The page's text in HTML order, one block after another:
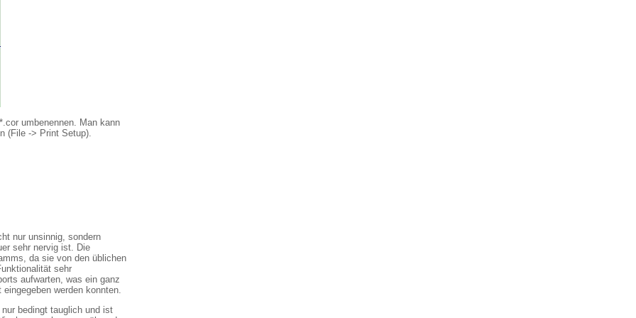
umbenennen. Man kann
(File -> Print Setup).
nur unsinnig, sondern
sehr nervig ist. Die
da sie von den üblichen
sehr
aufwarten, was ein ganz
werden konnten.
bedingt tauglich und ist